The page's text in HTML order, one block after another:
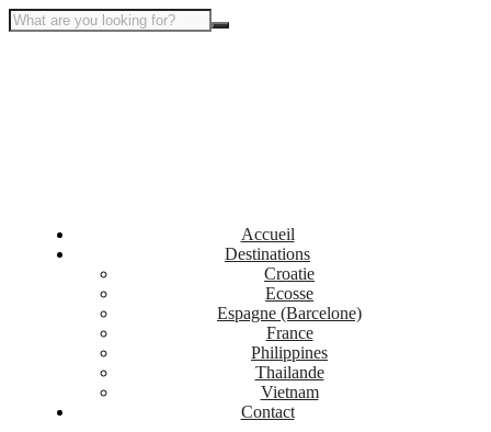
Accueil
Destinations
Croatie
Ecosse
Espagne (Barcelone)
France
Philippines
Thailande
Vietnam
Contact